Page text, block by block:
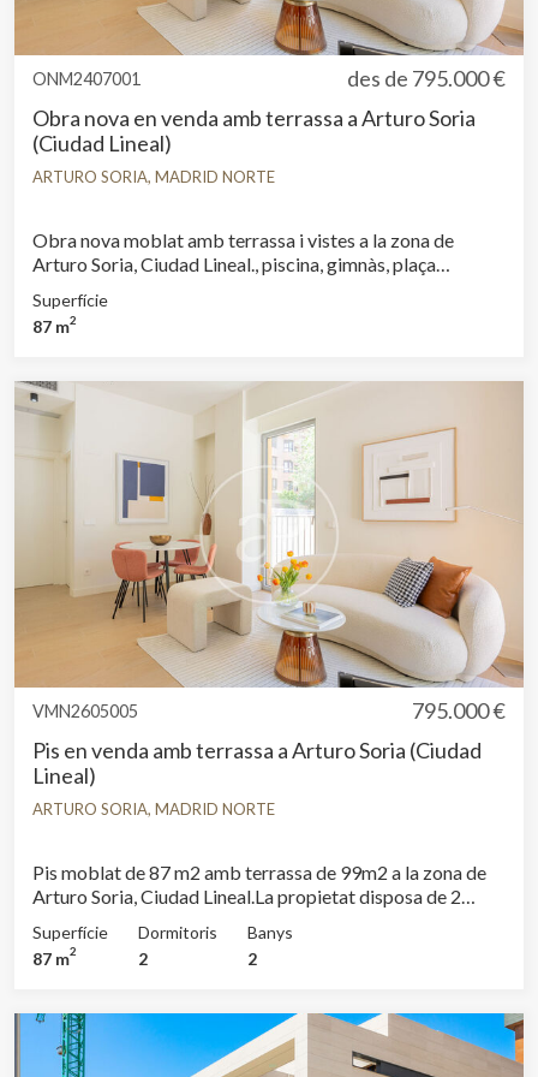
ONM2407001 des de 795.000 €
Obra nova en venda amb terrassa a Arturo Soria
(Ciudad Lineal)
ARTURO SORIA, MADRID NORTE
Obra nova moblat amb terrassa i vistes a la zona de
Arturo Soria, Ciudad Lineal., piscina, gimnàs, plaça
bugaderia, balcó, pati posterior, calefacció, consergeria i
traster.
Superfície
87 m2
VMN2605005
795.000 €
Pis en venda amb terrassa a Arturo Soria (Ciudad
Lineal)
ARTURO SORIA, MADRID NORTE
Pis moblat de 87 m2 amb terrassa de 99m2 a la zona de
Arturo Soria, Ciudad Lineal.La propietat disposa de 2
bugaderia, pati posterior, calefacció, consergeria i traster.
Superfície
87 m2
Dormitoris
2
Banys
2
Aquestes cookies són utilitzades per emmagatzemar
informació sobre les preferències i les eleccions personals
de l'usuari a través de l'observació continuada dels seus
hàbits de navegació. Gràcies a elles, podem conèixer els
relacionada amb el perfil de navegació de l'usuari.